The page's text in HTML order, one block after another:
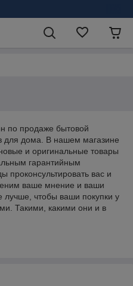
по продаже бытовой
для дома. В нашем магазине
и оригинальные товары
гарантийным
проконсультировать вас и
ваше мнение и ваши
лучше, чтобы ваши покупки у
Такими, какими они и в